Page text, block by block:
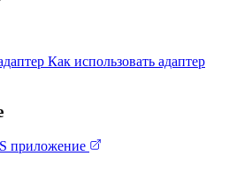
Как использовать адаптер
приложение